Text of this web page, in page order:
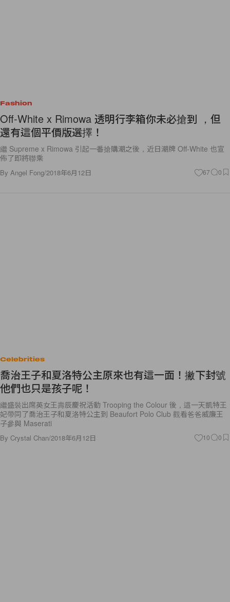
Fashion
Off-White x Rimowa 透明行李箱你未必搶到 ，但
還有這個平價版選擇！
繼 Supreme x Rimowa 引起一番搶購潮之後，近日潮牌 Off-White 也宣
佈了即將聯乘
By Angel Fong/2018年6月12日 67 0
Celebrities
喬治王子和夏洛特公主原來也有這一面！撇下封號
他們也只是孩子呢！
繼盛裝出席英女王壽辰慶祝活動 Trooping the Colour 後，這一天凱特王
妃帶同了喬治王子和夏洛特公主到 Beaufort Polo Club 觀看爸爸威廉王
子參與 Maserati
By Crystal Chan/2018年6月12日 10 0